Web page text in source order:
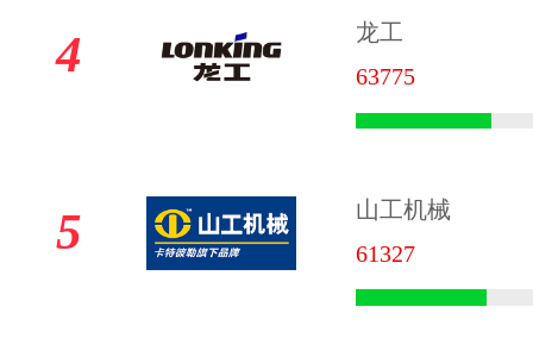
4
龙工
63775
5
山工机械
61327